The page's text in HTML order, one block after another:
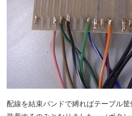
配線を結束バンドで縛ればテーブル